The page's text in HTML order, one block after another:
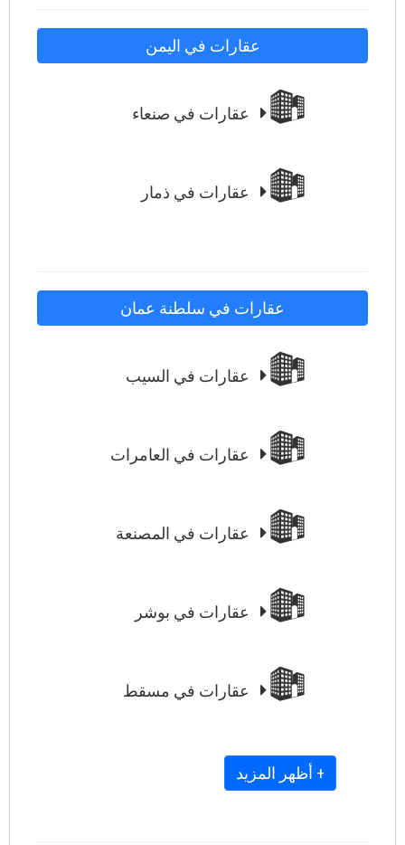
عقارات في اليمن
عقارات في صنعاء
عقارات في ذمار
عقارات في سلطنة عمان
عقارات في السيب
عقارات في العامرات
عقارات في المصنعة
عقارات في بوشر
عقارات في مسقط
+ أظهر المزيد